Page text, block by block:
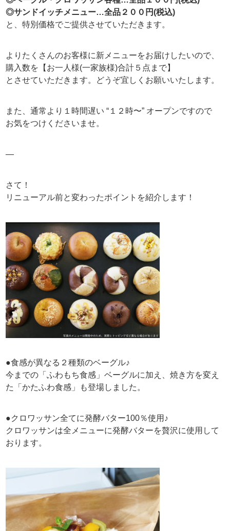
◎サンドイッチメニュー…全品２００円(税込)
と、特別価格でご提供させていただきます。
よりたくさんのお客様に新メニューをお届けしたいので、
購入数を【お一人様(一家族様)合計５点まで】
とさせていただきます。どうぞ宜しくお願いいたします。
また、通常より１時間遅い “１２時〜” オープンですので
お気をつけくださいませ。
—
さて！
リニューアル前と変わったポイントを紹介します！
●食感が異なる２種類のベーグル♪
今までの「ふわもち食感」ベーグルに加え、焼き方を変え
た「かたふわ食感」も登場しました。
●クロワッサン全てに発酵バター100％使用♪
クロワッサンは全メニューに発酵バターを贅沢に使用して
おります。